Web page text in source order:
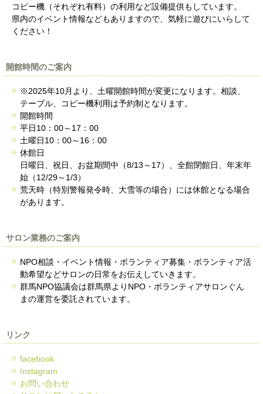
コピー機（それぞれ有料）の利用など設備提供もしています。
県内のイベント情報などもありますので、気軽に遊びにいらして
ください！
開館時間のご案内
※2025年10月より、土曜開館時間が変更になります。相談、
テーブル、コピー機利用は予約制となります。
開館時間
平日10：00～17：00
土曜日10：00～16：00
休館日
日曜日、祝日、お盆期間中（8/13～17）、全館閉館日、年末年
始（12/29～1/3）
荒天時（特別警報発令時、大雪等の場合）には休館となる場合
があります。
サロン業務のご案内
NPO相談・イベント情報・ボランティア募集・ボランティア活
動希望などサロンの日常をお伝えしていきます。
群馬NPO協議会は群馬県よりNPO・ボランティアサロンぐん
まの運営を委託されています。
リンク
facebook
Instagram
お問い合わせ